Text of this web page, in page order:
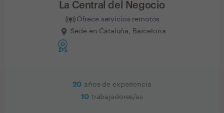
La Central del Negocio
Ofrece servicios remotos
Sede en Cataluña, Barcelona
20 años de experiencia
10 trabajadores/as